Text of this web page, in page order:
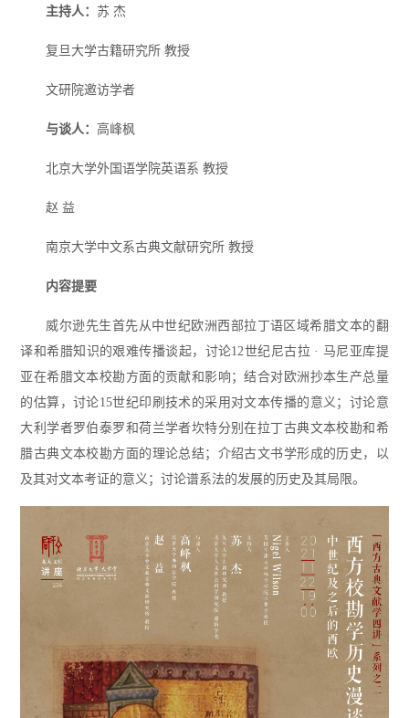
主持人： 苏 杰
复旦大学古籍研究所 教授
文研院邀访学者
与谈人：高峰枫
北京大学外国语学院英语系 教授
赵 益
南京大学中文系古典文献研究所 教授
内容提要
威尔逊先生首先从中世纪欧洲西部拉丁语区域希腊文本的翻
译和希腊知识的艰难传播谈起，讨论12世纪尼古拉 · 马尼亚库提
亚在希腊文本校勘方面的贡献和影响；结合对欧洲抄本生产总量
的估算，讨论15世纪印刷技术的采用对文本传播的意义；讨论意
大利学者罗伯泰罗和荷兰学者坎特分别在拉丁古典文本校勘和希
腊古典文本校勘方面的理论总结；介绍古文书学形成的历史，以
及其对文本考证的意义；讨论谱系法的发展的历史及其局限。